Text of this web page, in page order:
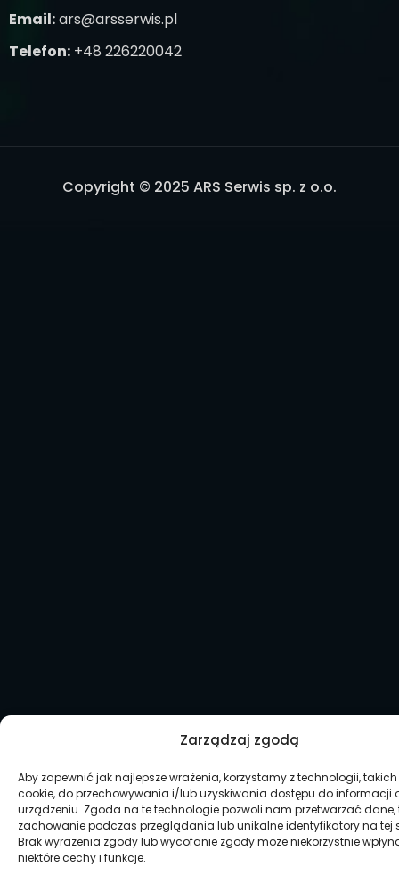
Zarządzaj zgodą
Aby zapewnić jak najlepsze wrażenia, korzystamy z technologii,
cookie, do przechowywania i/lub uzyskiwania dostępu do informacji
urządzeniu. Zgoda na te technologie pozwoli nam przetwarzać dane,
zachowanie podczas przeglądania lub unikalne identyfikatory na tej
Brak wyrażenia zgody lub wycofanie zgody może niekorzystnie
niektóre cechy i funkcje.
Email:ars@arsserwis.pl
Telefon: +48 226220042
Copyright © 2025 ARS Serwis sp. z o.o.